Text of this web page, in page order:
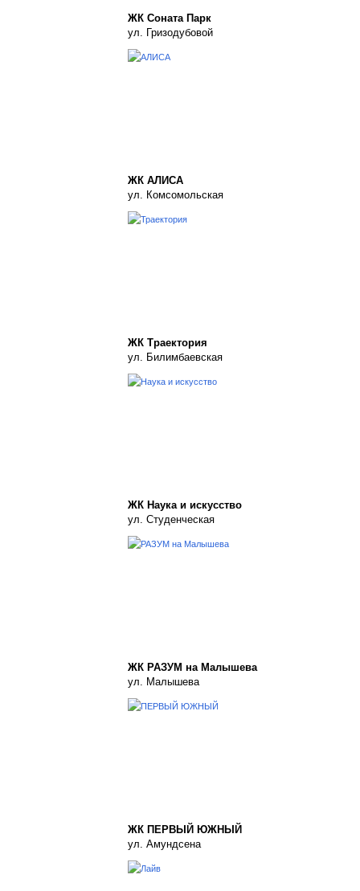
ЖК Соната Парк
ул. Гризодубовой
ЖК АЛИСА
ул. Комсомольская
ЖК Траектория
ул. Билимбаевская
ЖК Наука и искусство
ул. Студенческая
ЖК РАЗУМ на Малышева
ул. Малышева
ЖК ПЕРВЫЙ ЮЖНЫЙ
ул. Амундсена